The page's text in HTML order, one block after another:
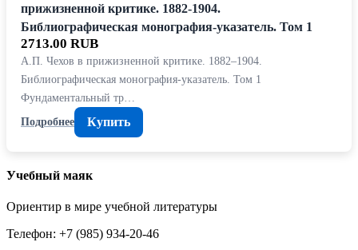
прижизненной критике. 1882-1904.
Библиографическая монография-указатель. Том 1
2713.00 RUB
А.П. Чехов в прижизненной критике. 1882–1904.
Библиографическая монография-указатель. Том 1
Фундаментальный тр…
Подробнее
Купить
Учебный маяк
Ориентир в мире учебной литературы
Телефон: +7 (985) 934-20-46